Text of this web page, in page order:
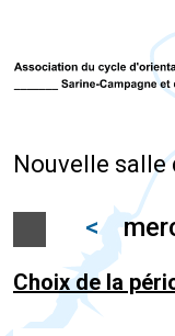
Nouvelle salle
<
Choix de la